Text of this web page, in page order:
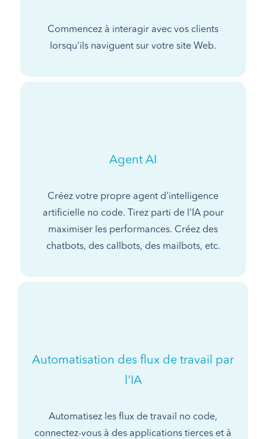
Commencez à interagir avec vos clients
lorsqu'ils naviguent sur votre site Web.
Agent AI
Créez votre propre agent d'intelligence
artificielle no code. Tirez parti de l'IA pour
maximiser les performances. Créez des
chatbots, des callbots, des mailbots, etc.
Automatisation des flux de travail par
l'IA
Automatisez les flux de travail no code,
connectez-vous à des applications tierces et à